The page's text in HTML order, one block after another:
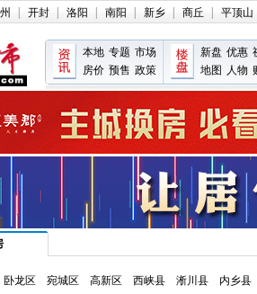
| 开封 | 洛阳 | 南阳 | 新乡 | 商丘 | 平顶山
本地 专题 市场
房价 预售 政策
新盘 优惠
地图 人物
卧龙区 宛城区 高新区 西峡县 淅川县 内乡县